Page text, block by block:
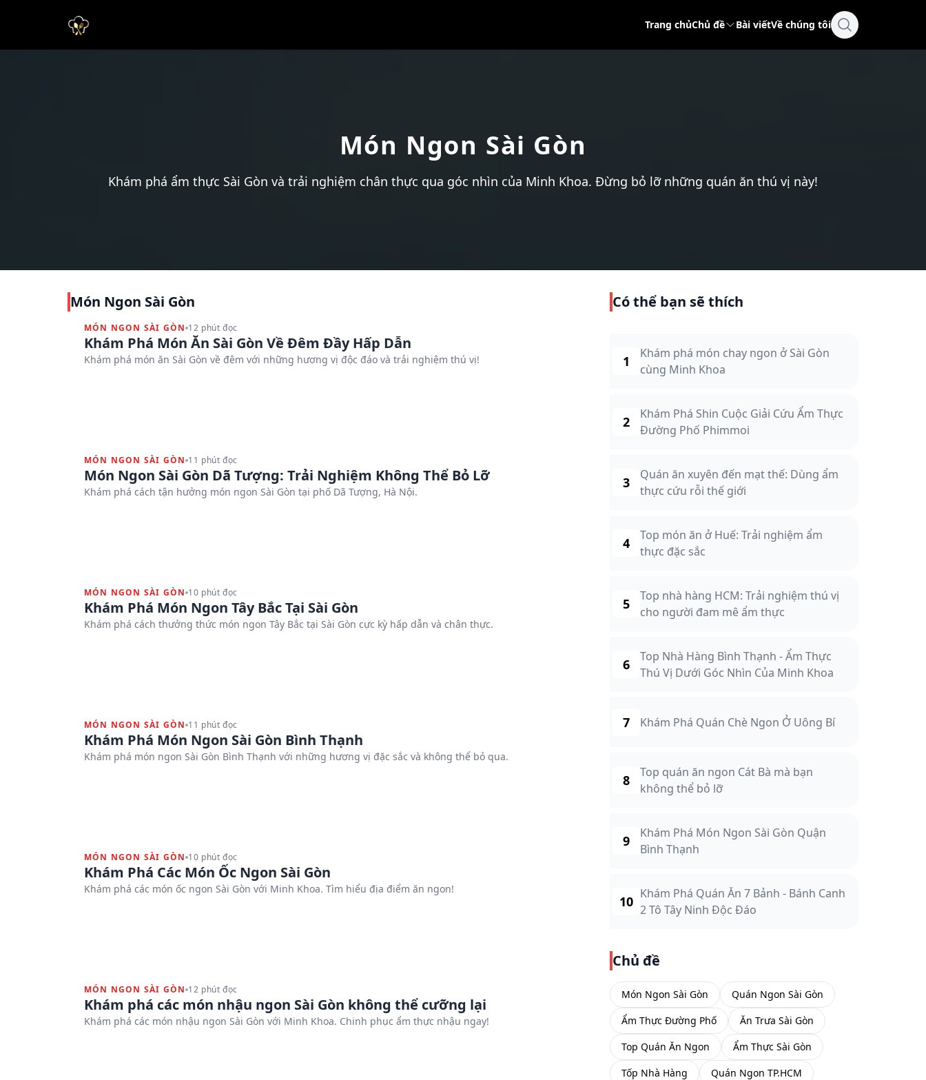
Trang chủChủ đề Bài viếtVề chúng tôi
Món Ngon Sài Gòn
Khám phá ẩm thực Sài Gòn và trải nghiệm chân thực qua góc nhìn của Minh Khoa. Đừng bỏ lỡ những quán ăn thú vị này!
Món Ngon Sài Gòn
MÓN NGON SÀI GÒN 12 phút đọc
Khám Phá Món Ăn Sài Gòn Về Đêm Đầy Hấp Dẫn
Khám phá món ăn Sài Gòn về đêm với những hương vị độc đáo và trải nghiệm thú vị!
MÓN NGON SÀI GÒN 11 phút đọc
Món Ngon Sài Gòn Dã Tượng: Trải Nghiệm Không Thể Bỏ Lỡ
Khám phá cách tận hưởng món ngon Sài Gòn tại phố Dã Tượng, Hà Nội.
MÓN NGON SÀI GÒN 10 phút đọc
Khám Phá Món Ngon Tây Bắc Tại Sài Gòn
Khám phá cách thưởng thức món ngon Tây Bắc tại Sài Gòn cực kỳ hấp dẫn và chân thực.
MÓN NGON SÀI GÒN 11 phút đọc
Khám Phá Món Ngon Sài Gòn Bình Thạnh
Khám phá món ngon Sài Gòn Bình Thạnh với những hương vị đặc sắc và không thể bỏ qua.
MÓN NGON SÀI GÒN 10 phút đọc
Khám Phá Các Món Ốc Ngon Sài Gòn
Khám phá các món ốc ngon Sài Gòn với Minh Khoa. Tìm hiểu địa điểm ăn ngon!
MÓN NGON SÀI GÒN 12 phút đọc
Khám phá các món nhậu ngon Sài Gòn không thể cưỡng lại
Khám phá các món nhậu ngon Sài Gòn với Minh Khoa. Chinh phục ẩm thực nhậu ngay!
Có thể bạn sẽ thích
1
Khám phá món chay ngon ở Sài Gòn
cùng Minh Khoa
2
Khám Phá Shin Cuộc Giải Cứu Ẩm Thực
Đường Phố Phimmoi
3
Quán ăn xuyên đến mạt thế: Dùng ẩm
thực cứu rỗi thế giới
4
Top món ăn ở Huế: Trải nghiệm ẩm
thực đặc sắc
5
Top nhà hàng HCM: Trải nghiệm thú vị
cho người đam mê ẩm thực
6
Top Nhà Hàng Bình Thạnh - Ẩm Thực
Thú Vị Dưới Góc Nhìn Của Minh Khoa
7 Khám Phá Quán Chè Ngon Ở Uông Bí
8
Top quán ăn ngon Cát Bà mà bạn
không thể bỏ lỡ
9
Khám Phá Món Ngon Sài Gòn Quận
Bình Thạnh
10 Khám Phá Quán Ăn 7 Bảnh - Bánh Canh
2 Tô Tây Ninh Độc Đáo
Chủ đề
Món Ngon Sài Gòn
Quán Ngon Sài Gòn
Ẩm Thực Đường Phố
Ăn Trưa Sài Gòn
Top Quán Ăn Ngon
Ẩm Thực Sài Gòn
Tốp Nhà Hàng
Quán Ngon TP.HCM